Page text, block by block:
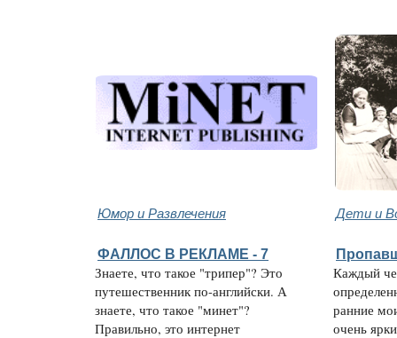
Юмор и Развлечения Дети и
ФАЛЛОС В РЕКЛАМЕ - 7
Знаете, что такое "трипер"? Это
путешественник по-английски. А
знаете, что такое "минет"?
Правильно, это интернет
Каждый
ранние
очень